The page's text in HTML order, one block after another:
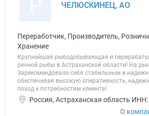
ЧЕЛЮСКИНЕЦ, АО
Переработчик, Производитель,
Хранение
Крупнейшая рыбодобывающая и
речной рыбы в Астраханской области! На
Зарекомендовало себя стабильным и
обеспечивая высокую оперативность,
поход к потребностям клиента!
Россия, Астраханская область
О